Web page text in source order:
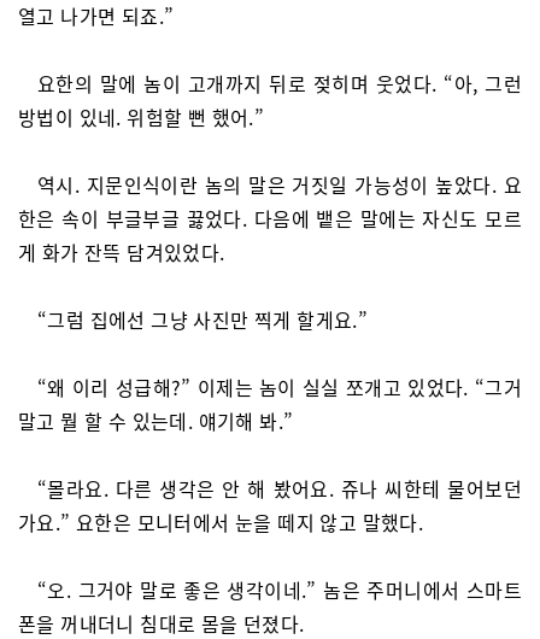
열고 나가면 되죠.”
요한의 말에 놈이 고개까지 뒤로 젖히며 웃었다. “아, 그런
방법이 있네. 위험할 뻔 했어.”
역시. 지문인식이란 놈의 말은 거짓일 가능성이 높았다. 요
한은 속이 부글부글 끓었다. 다음에 뱉은 말에는 자신도 모르
게 화가 잔뜩 담겨있었다.
“그럼 집에선 그냥 사진만 찍게 할게요.”
“왜 이리 성급해?” 이제는 놈이 실실 쪼개고 있었다. “그거
말고 뭘 할 수 있는데. 얘기해 봐.”
“몰라요. 다른 생각은 안 해 봤어요. 쥬나 씨한테 물어보던
가요.” 요한은 모니터에서 눈을 떼지 않고 말했다.
“오. 그거야 말로 좋은 생각이네.” 놈은 주머니에서 스마트
폰을 꺼내더니 침대로 몸을 던졌다.